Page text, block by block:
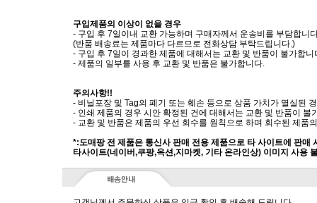
구입제품의 이상이 없을 경우
- 구입 후 7일이내 교환 가능하며 구매자께서 운송비를 부담합니
(반품 배송료는 제품마다 다르므로 전화상담 부탁드립니다.)
- 구입 후 7일이 경과한 제품에 대해서는 교환 및 반품이 불가합니
- 제품의 일부를 사용 후 교환 및 반품은 불가합니다.
주의사항!!
- 비닐포장 및 Tag의 폐기 또는 훼손 등으로 상품 가치가 멸실된
- 인쇄 제품의 경우 시안 확정된 건에 대해서는 교환 및 반품이 불
- 교환 및 반품은 제품의 우선 회수를 원칙으로 하며 회수된 제품
*:도매팡 전 제품은 통신사 판매 전용 제품으로 타 사이트에 판매
타사이트(네이버,쿠팡,옥션,지마켓, 기타 온라인상) 이미지 사용